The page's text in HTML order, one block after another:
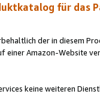
für das
der in diesem
einer Amazon-Website
keine weiteren